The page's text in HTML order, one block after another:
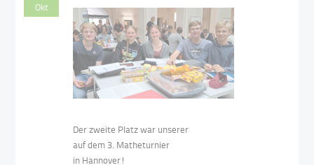
Okt
Der zweite Platz war unserer
auf dem 3. Matheturnier
in Hannover!